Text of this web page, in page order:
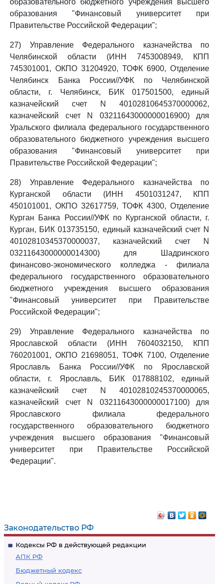
Законодательство РФ
Кодексы РФ в действующей редакции
АПК РФ
Бюджетный кодекс
образовательного бюджетного учреждения высшего
образования "Финансовый университет при
Правительстве Российской Федерации";
27) Управление Федерального казначейства по
Челябинской области (ИНН 7453008949, КПП
745301001, ОКПО 31204920, ТОФК 6900, Отделение
Челябинск Банка России//УФК по Челябинской
области, г. Челябинск, БИК 017501500, единый
казначейский счет N 40102810645370000062,
казначейский счет N 03211643000000016900) для
Уральского филиала федерального государственного
образовательного бюджетного учреждения высшего
образования "Финансовый университет при
Правительстве Российской Федерации";
28) Управление Федерального казначейства по
Курганской области (ИНН 4501031247, КПП
450101001, ОКПО 32617759, ТОФК 4300, Отделение
Курган Банка России//УФК по Курганской области, г.
Курган, БИК 013735150, единый казначейский счет N
40102810345370000037, казначейский счет N
03211643000000014300) для Шадринского
финансово-экономического колледжа - филиала
федерального государственного образовательного
бюджетного учреждения высшего образования
"Финансовый университет при Правительстве
Российской Федерации";
29) Управление Федерального казначейства по
Ярославской области (ИНН 7604032150, КПП
760201001, ОКПО 21698051, ТОФК 7100, Отделение
Ярославль Банка России//УФК по Ярославской
области, г. Ярославль, БИК 017888102, единый
казначейский счет N 40102810245370000065,
казначейский счет N 03211643000000017100) для
Ярославского филиала федерального
государственного образовательного бюджетного
учреждения высшего образования "Финансовый
университет при Правительстве Российской
Федерации".